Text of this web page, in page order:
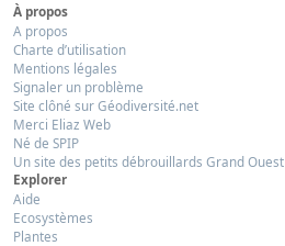
À propos
A propos
Charte d’utilisation
Mentions légales
Signaler un problème
Site clôné sur Géodiversité.net
Merci Eliaz Web
Né de SPIP
Un site des petits débrouillards Grand Ouest
Explorer
Aide
Ecosystèmes
Plantes